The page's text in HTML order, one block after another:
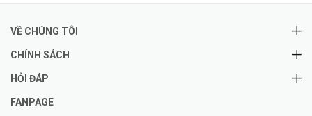
VỀ CHÚNG TÔI
CHÍNH SÁCH
HỎI ĐÁP
FANPAGE